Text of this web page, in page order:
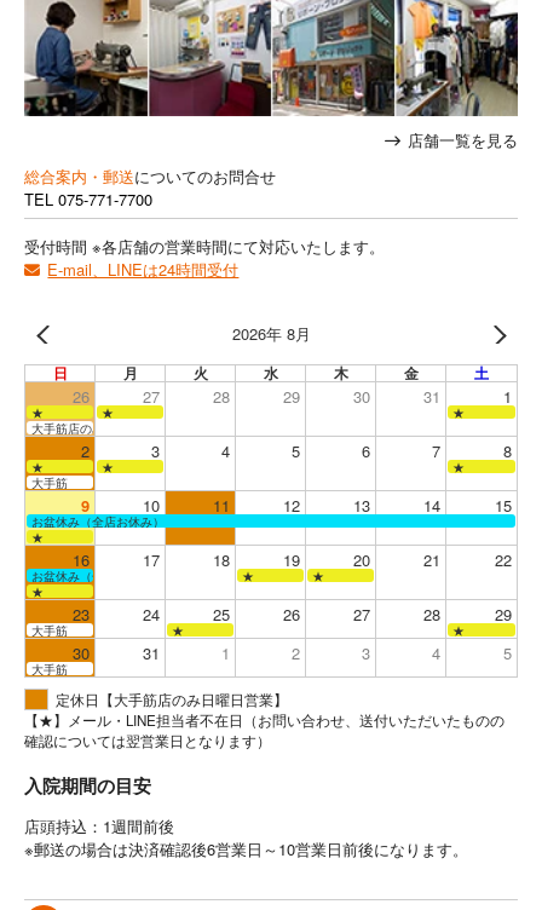
店舗一覧を見る
総合案内・郵送についてのお問合せ
TEL 075-771-7700
受付時間 ※各店舗の営業時間にて対応いたします。
E-mail、LINEは24時間受付
2026年 8月
日 月 火 水 木 金 土
26 27 28 29 30 31 1
★ ★
★
大手筋店のみ営業
2 3 4 5 6 7 8
★ ★
★
大手筋
9 10 11 12 13 14 15
お盆休み（全店お休み）
★
16 17 18 19 20 21 22
お盆休み（全店お休み） ★
★
★
23 24 25 26 27 28 29
大手筋 ★ ★
30 31 1 2 3 4 5
大手筋
定休日【大手筋店のみ日曜日営業】
【★】メール・LINE担当者不在日（お問い合わせ、送付いただいたものの
確認については翌営業日となります）
入院期間の目安
店頭持込：1週間前後
※郵送の場合は決済確認後6営業日～10営業日前後になります。